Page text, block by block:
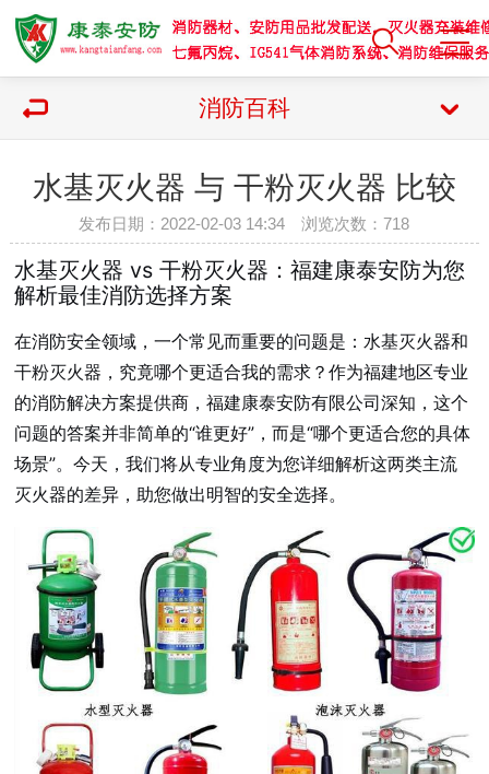
消防百科
水基灭火器 与 干粉灭火器 比较
发布日期：2022-02-03 14:34 浏览次数：718
水基灭火器 vs 干粉灭火器：福建康泰安防为您
解析最佳消防选择方案
在消防安全领域，一个常见而重要的问题是：水基灭火器和
干粉灭火器，究竟哪个更适合我的需求？作为福建地区专业
的消防解决方案提供商，福建康泰安防有限公司深知，这个
问题的答案并非简单的“谁更好”，而是“哪个更适合您的具体
场景”。今天，我们将从专业角度为您详细解析这两类主流
灭火器的差异，助您做出明智的安全选择。